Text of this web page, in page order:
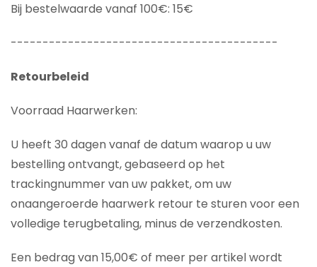
Bij bestelwaarde vanaf 100€: 15€
------------------------------------------
Retourbeleid
Voorraad Haarwerken:
U heeft 30 dagen vanaf de datum waarop u uw
bestelling ontvangt, gebaseerd op het
trackingnummer van uw pakket, om uw
onaangeroerde haarwerk retour te sturen voor een
volledige terugbetaling, minus de verzendkosten.
Een bedrag van 15,00€ of meer per artikel wordt